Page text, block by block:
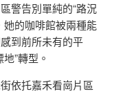
警告別單純的“路況
她的咖啡館被兩種能
到前所未有的平
”轉型。
依托嘉禾看崗片區